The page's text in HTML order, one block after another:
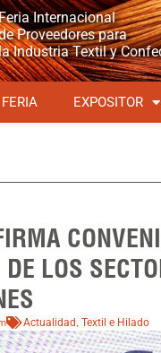
Internacional
Proveedores para
Industria Textil y
EXPOSITOR
LOS
Actualidad, Textil e Hilado